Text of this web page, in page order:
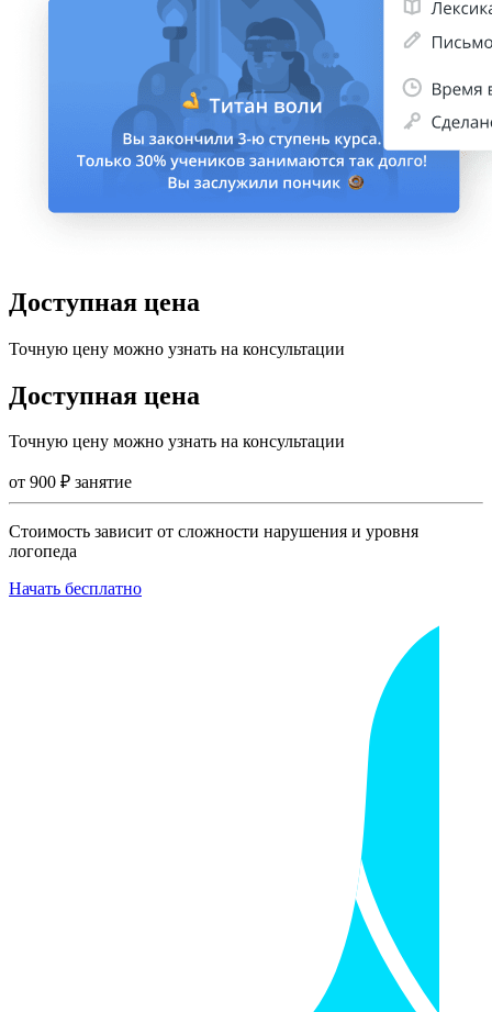
Доступная цена
Точную цену можно узнать на консультации
Доступная цена
Точную цену можно узнать на консультации
от 900 ₽ занятие
Стоимость зависит от сложности нарушения и уровня
логопеда
Начать бесплатно